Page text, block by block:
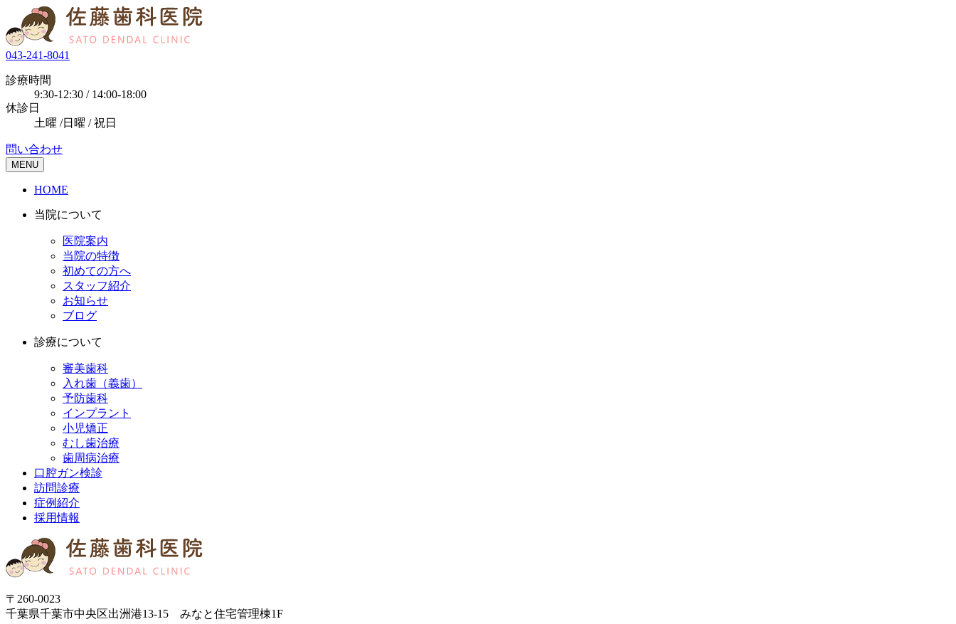
043-241-8041
診療時間
9:30-12:30 / 14:00-18:00
休診日
土曜 /日曜 / 祝日
問い合わせ
MENU
HOME
当院について
医院案内
当院の特徴
初めての方へ
スタッフ紹介
お知らせ
ブログ
診療について
審美歯科
入れ歯（義歯）
予防歯科
インプラント
小児矯正
むし歯治療
歯周病治療
口腔ガン検診
訪問診療
症例紹介
採用情報
〒260-0023
千葉県千葉市中央区出洲港13-15 みなと住宅管理棟1F